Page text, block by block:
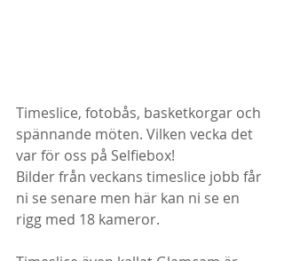
Timeslice, fotobås, basketkorgar och
spännande möten. Vilken vecka det
var för oss på Selfiebox!
Bilder från veckans timeslice jobb får
ni se senare men här kan ni se en
rigg med 18 kameror.